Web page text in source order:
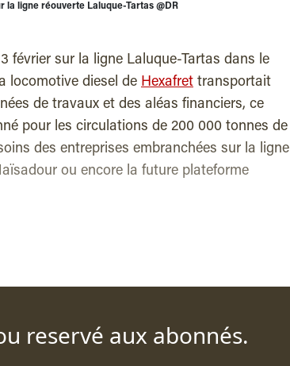
la ligne réouverte Laluque-Tartas @DR
février sur la ligne Laluque-Tartas dans le
locomotive diesel de Hexafret transportait
de travaux et des aléas financiers, ce
pour les circulations de 200 000 tonnes de
des entreprises embranchées sur la ligne
ou encore la future plateforme
reservé aux abonnés.